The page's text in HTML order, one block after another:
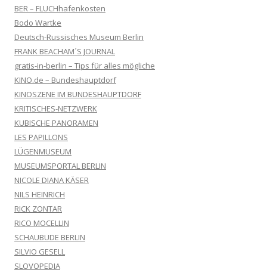
BER – FLUCHhafenkosten
Bodo Wartke
Deutsch-Russisches Museum Berlin
FRANK BEACHAM´S JOURNAL
gratis-in-berlin – Tips für alles mögliche
KINO.de – Bundeshauptdorf
KINOSZENE IM BUNDESHAUPTDORF
KRITISCHES-NETZWERK
KUBISCHE PANORAMEN
LES PAPILLONS
LÜGENMUSEUM
MUSEUMSPORTAL BERLIN
NICOLE DIANA KÄSER
NILS HEINRICH
RICK ZONTAR
RICO MOCELLIN
SCHAUBUDE BERLIN
SILVIO GESELL
SLOVOPEDIA